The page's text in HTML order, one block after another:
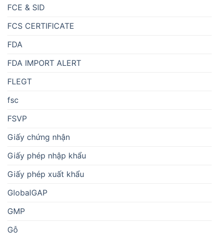
FCE & SID
FCS CERTIFICATE
FDA
FDA IMPORT ALERT
FLEGT
fsc
FSVP
Giấy chứng nhận
Giấy phép nhập khẩu
Giấy phép xuất khẩu
GlobalGAP
GMP
Gỗ